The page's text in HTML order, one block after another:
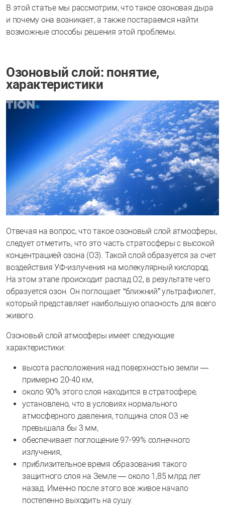
В этой статье мы рассмотрим, что такое озоновая дыра
и почему она возникает, а также постараемся найти
возможные способы решения этой проблемы.
Озоновый слой: понятие,
характеристики
Отвечая на вопрос, что такое озоновый слой атмосферы,
следует отметить, что это часть стратосферы с высокой
концентрацией озона (O3). Такой слой образуется за счет
воздействия УФ-излучения на молекулярный кислород.
На этом этапе происходит распад О2, в результате чего
образуется озон. Он поглощает “ближний” ультрафиолет,
который представляет наибольшую опасность для всего
живого.
Озоновый слой атмосферы имеет следующие
характеристики:
высота расположения над поверхностью земли —
примерно 20-40 км,
около 90% этого слоя находится в стратосфере,
установлено, что в условиях нормального
атмосферного давления, толщина слоя О3 не
превышала бы 3 мм,
обеспечивает поглощение 97-99% солнечного
излучения,
приблизительное время образования такого
защитного слоя на Земле — около 1,85 млрд лет
назад. Именно после этого все живое начало
постепенно выходить на сушу.